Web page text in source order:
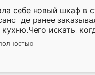
себе новый шкаф в
где ранее
искать,
довольна. Служит
нареканий нет.